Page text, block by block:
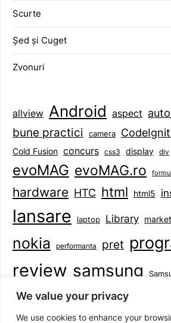
We value your privacy
We use cookies to enhance your
Scurte
Șed și Cuget
Zvonuri
allview Android aspect
bune practici camera
Cold Fusion concurs css3 display div
evoMAG evoMAG.ro
hardware HTC html html5
lansare laptop Library
nokia performanta pret
review samsung
smartphone specificatii standarde